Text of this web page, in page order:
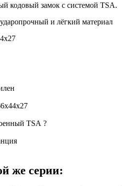
кодовый замок с системой TSA.
и лёгкий материал
TSA ?
же серии: